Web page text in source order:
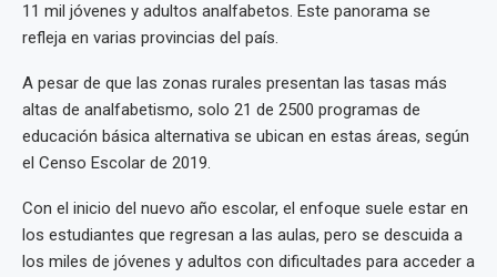
11 mil jóvenes y adultos analfabetos. Este panorama se
refleja en varias provincias del país.
A pesar de que las zonas rurales presentan las tasas más
altas de analfabetismo, solo 21 de 2500 programas de
educación básica alternativa se ubican en estas áreas, según
el Censo Escolar de 2019.
Con el inicio del nuevo año escolar, el enfoque suele estar en
los estudiantes que regresan a las aulas, pero se descuida a
los miles de jóvenes y adultos con dificultades para acceder a